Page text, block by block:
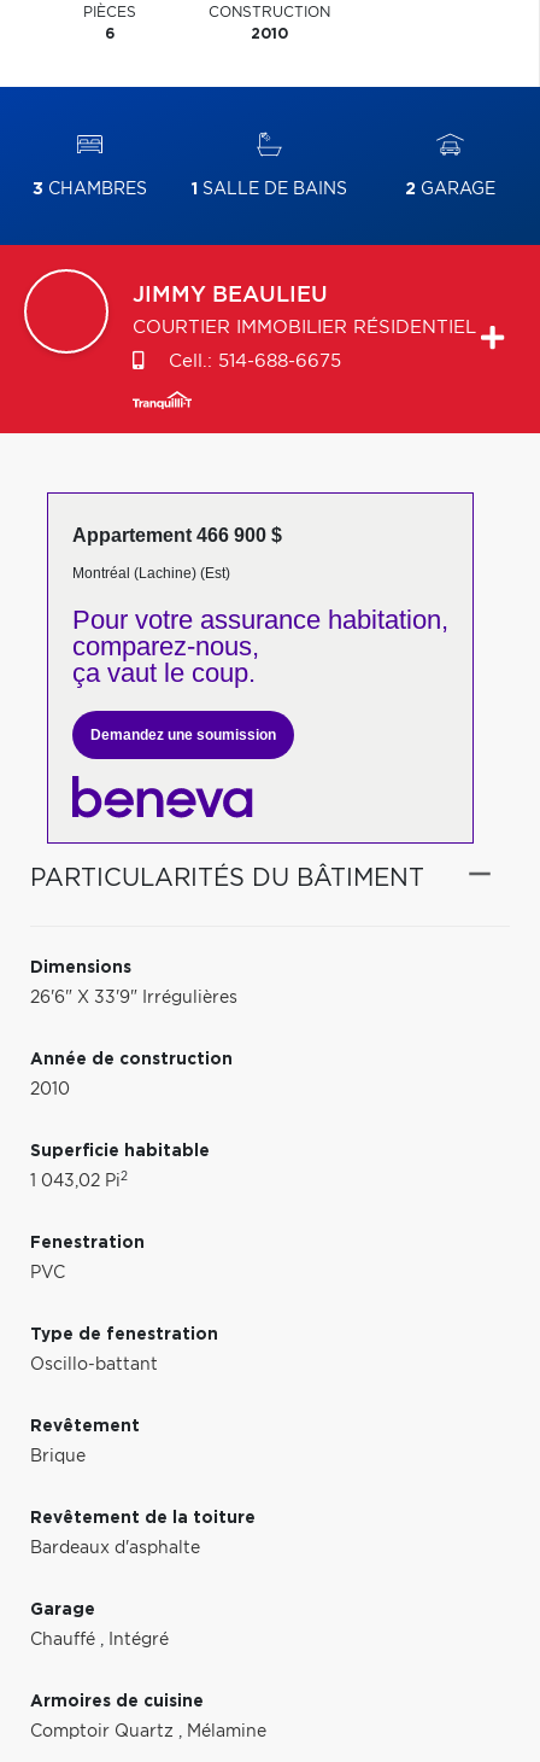
PIÈCES
6
CONSTRUCTION
2010
3 CHAMBRES 1 SALLE DE BAINS 2GARAGE
JIMMY BEAULIEU
COURTIER IMMOBILIER RÉSIDENTIEL
Cell.: 514-688-6675
Appartement 466 900 $
Montréal (Lachine) (Est)
Pour votreassurance habitation,
comparez-nous,
ça vaut le coup.
Demandez une soumission
PARTICULARITÉS DU BÂTIMENT
Dimensions
26'6" X 33'9" Irrégulières
Année de construction
2010
Superficie habitable
1 043,02 Pi2
Fenestration
PVC
Type de fenestration
Oscillo-battant
Revêtement
Brique
Revêtement de la toiture
Bardeaux d'asphalte
Garage
Chauffé , Intégré
Armoires de cuisine
Comptoir Quartz , Mélamine